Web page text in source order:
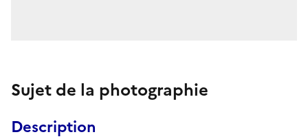
Sujet de la photographie
Description